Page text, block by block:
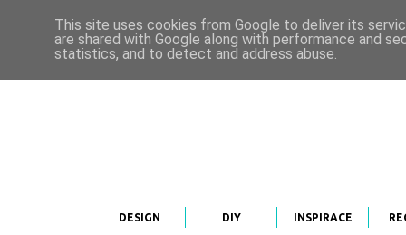
DESIGN DIY INSPIRACE
This site uses cookies from Google to deliver its
are shared with Google along with performance and
statistics, and to detect and address abuse.